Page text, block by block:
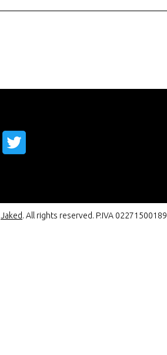
Jaked. All rights reserved. P.IVA 02271500189